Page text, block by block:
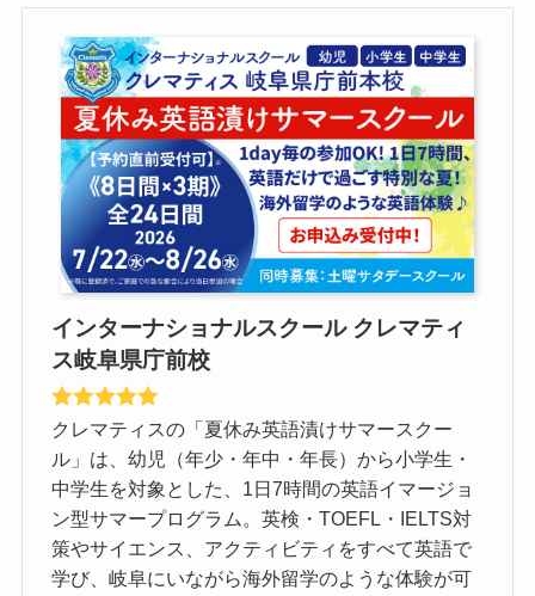
インターナショナルスクール クレマティ
ス岐阜県庁前校
クレマティスの「夏休み英語漬けサマースクー
ル」は、幼児（年少・年中・年長）から小学生・
中学生を対象とした、1日7時間の英語イマージョ
ン型サマープログラム。英検・TOEFL・IELTS対
策やサイエンス、アクティビティをすべて英語で
学び、岐阜にいながら海外留学のような体験が可